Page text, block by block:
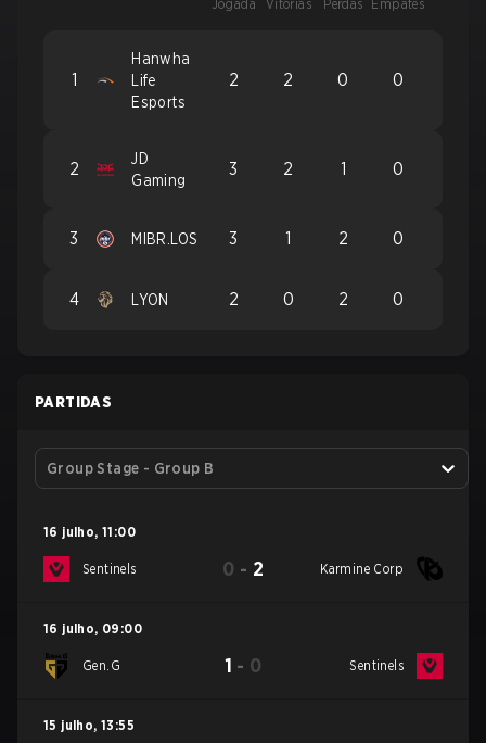
Jogada Vitórias Perdas Empates
1
Hanwha
Life
Esports
2 2 0 0
2
JD
Gaming
3 2 1 0
3 MIBR.LOS 3 1 2 0
4 LYON 2 0 2 0
PARTIDAS
Group Stage - Group B
16 julho, 11:00
Sentinels 0 - 2 Karmine Corp
16 julho, 09:00
Gen.G 1 - 0 Sentinels
15 julho, 13:55